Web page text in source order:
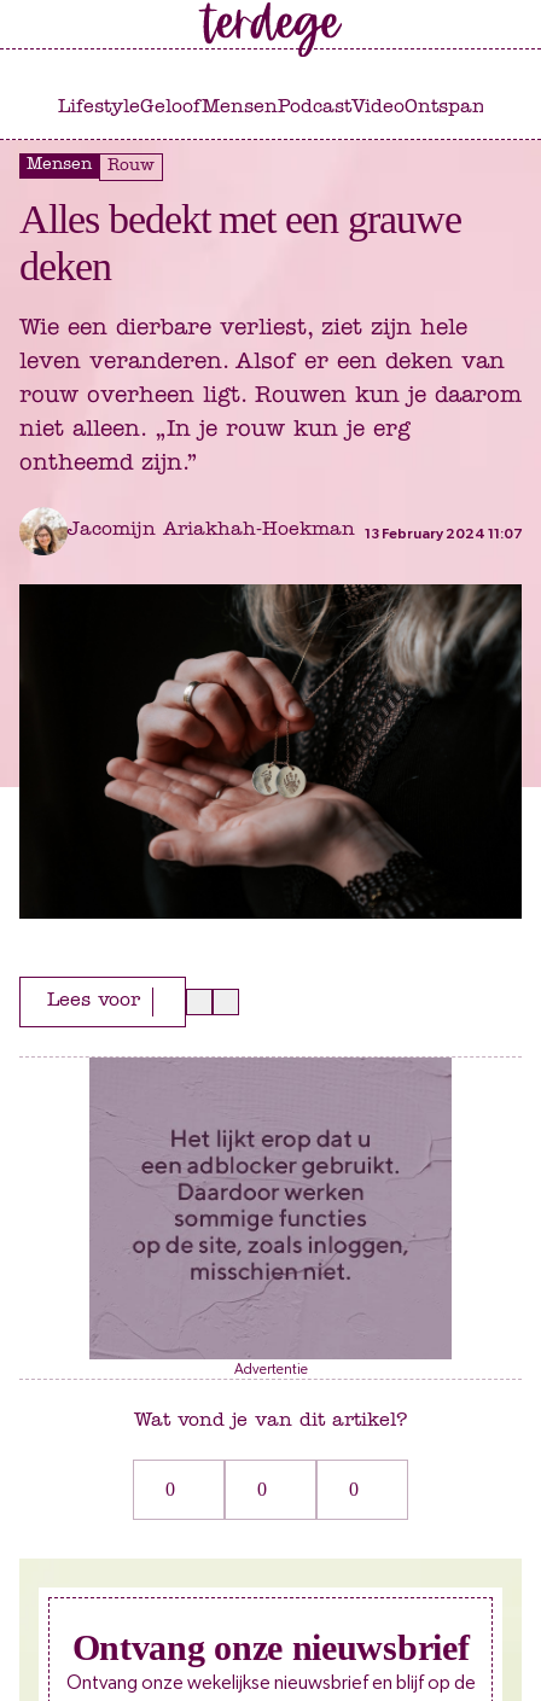
LifestyleGeloofMensenPodcastVideoOntspannen
Mensen Rouw
Alles bedekt met een grauwe
deken
Wie een dierbare verliest, ziet zijn hele
leven veranderen. Alsof er een deken van
rouw overheen ligt. Rouwen kun je daarom
niet alleen. „In je rouw kun je erg
ontheemd zijn.”
Jacomijn Ariakhah-Hoekman 13 February 2024 11:07
Lees voor
Advertentie
Wat vond je van dit artikel?
0 0 0
Ontvang onze nieuwsbrief
Ontvang onze wekelijkse nieuwsbrief en blijf op de